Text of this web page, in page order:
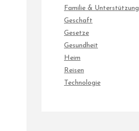
Familie & Unterstützung
Geschaft
Gesetze
Gesundheit
Heim
Reisen
Technologie